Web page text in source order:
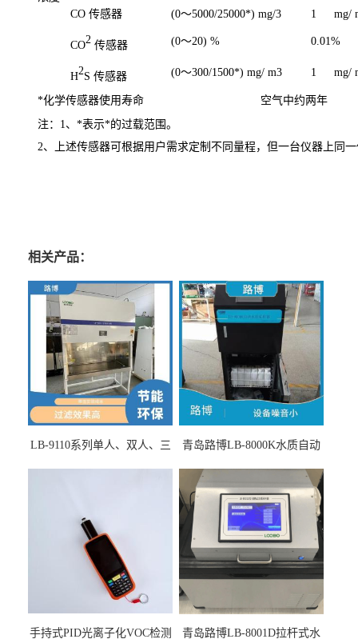
CO 传感器 (0～5000/25000*) mg/3 1 mg/
CO2 传感器 (0～20) % 0.01%
H2S 传感器 (0～300/1500*) mg/ m3 1 mg/
*化学传感器使用寿命
空气中约两年
注： 1 、 *表示*的过载范围。
2、上述传感器可根据用户需求定制不同量程，但一台仪器上同
相关产品：
LB-9110系列单人、双人、三
青岛路博LB-8000K水质自动
手持式PID光离子化VOC检测 青岛路博LB-8001D拉杆式水